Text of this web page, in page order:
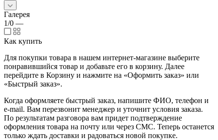
Галерея
1/0 —
Как купить
Для покупки товара в нашем интернет-магазине выберите
понравившийся товар и добавьте его в корзину. Далее
перейдите в Корзину и нажмите на «Оформить заказ» или
«Быстрый заказ».
Когда оформляете быстрый заказ, напишите ФИО, телефон и
e-mail. Вам перезвонит менеджер и уточнит условия заказа.
По результатам разговора вам придет подтверждение
оформления товара на почту или через СМС. Теперь останется
только ждать доставки и радоваться новой покупке.